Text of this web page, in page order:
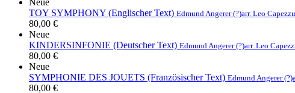
Neue
TOY SYMPHONY (Englischer Text) Edmund Angerer (?)arr. Leo
80,00 €
Neue
KINDERSINFONIE (Deutscher Text) Edmund Angerer (?)arr. Leo
80,00 €
Neue
SYMPHONIE DES JOUETS (Französischer Text) Edmund Angerer (?)
80,00 €